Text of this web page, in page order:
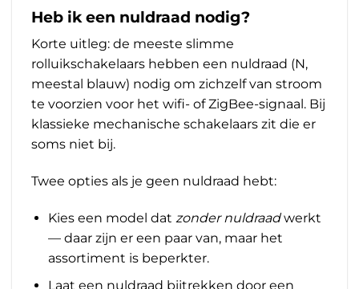
Heb ik een nuldraad nodig?
Korte uitleg: de meeste slimme
rolluikschakelaars hebben een nuldraad (N,
meestal blauw) nodig om zichzelf van stroom
te voorzien voor het wifi- of ZigBee-signaal. Bij
klassieke mechanische schakelaars zit die er
soms niet bij.
Twee opties als je geen nuldraad hebt:
Kies een model dat zonder nuldraadwerkt
— daar zijn er een paar van, maar het
assortiment is beperkter.
Laat een nuldraad bijtrekken door een